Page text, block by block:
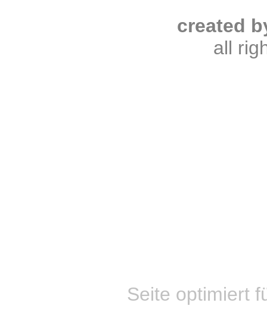
created
all
Seite optimiert